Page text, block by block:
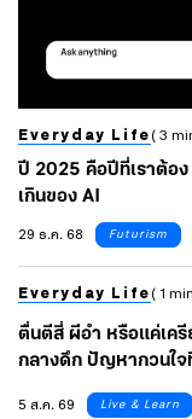
Everyday Life ( 3
ปี 2025 คือปีที่เราต้อง
เกินของ AI
29 ธ.ค. 68
Futurism
Everyday Life ( 1
ตื่นตีสี่ ผีอำ หรือแค่เค
กลางดึก ปัญหากวนใจ
คาใจไหลรวมกันในคืนเดี
5 ส.ค. 69 Live & Learn